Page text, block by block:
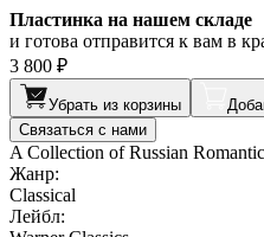
Пластинка на нашем складе
и готова отправится к вам в
3 800 ₽
Убрать из корзины
Связаться с нами
A Collection of Russian
Жанр:
Classical
Лейбл: